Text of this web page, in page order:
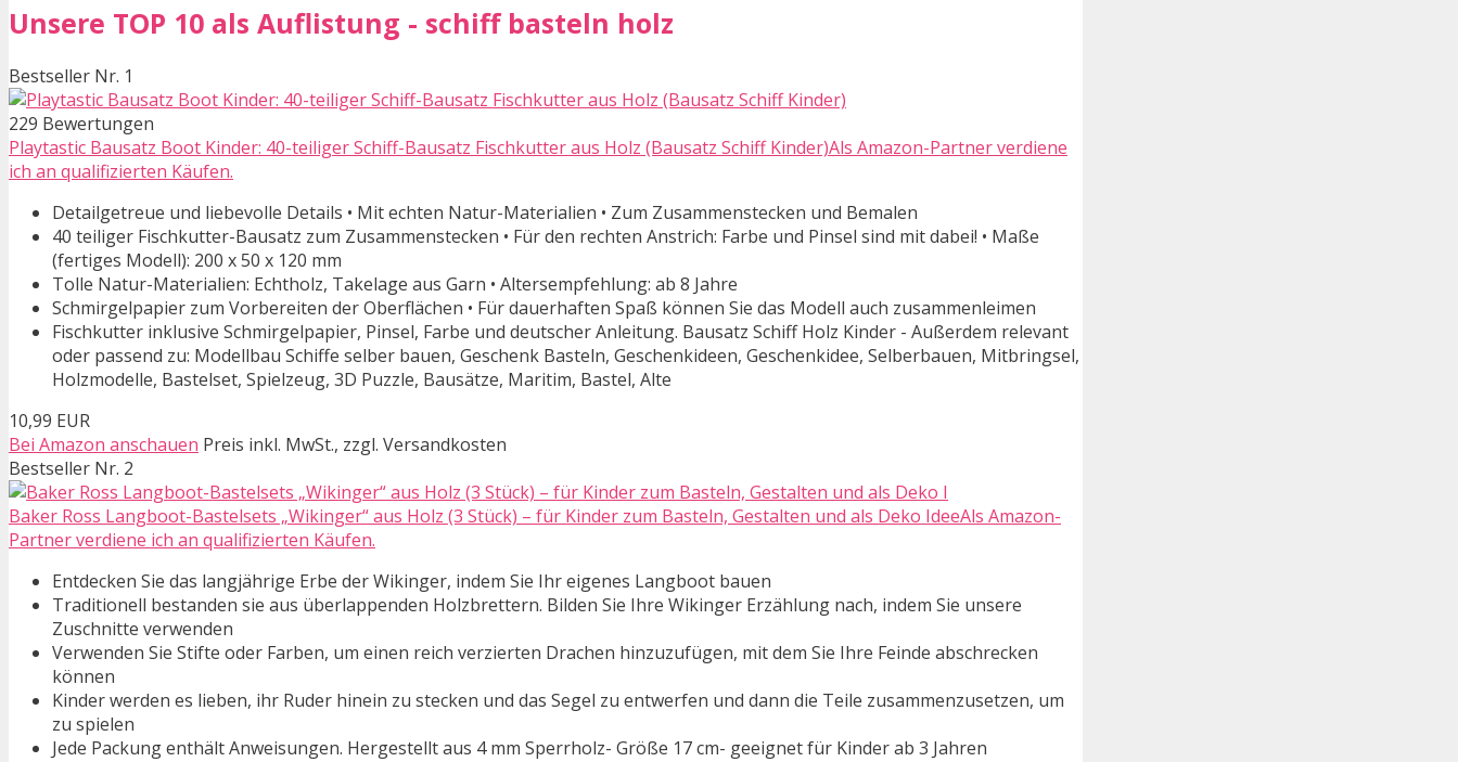
Unsere TOP 10 als Auflistung - schiff basteln holz
Bestseller Nr. 1
229 Bewertungen
Playtastic Bausatz Boot Kinder: 40-teiliger Schiff-Bausatz Fischkutter aus Holz (Bausatz Schiff Kinder)Als Amazon-Partner verdiene
ich an qualifizierten Käufen.
Detailgetreue und liebevolle Details • Mit echten Natur-Materialien • Zum Zusammenstecken und Bemalen
40 teiliger Fischkutter-Bausatz zum Zusammenstecken • Für den rechten Anstrich: Farbe und Pinsel sind mit dabei! • Maße
(fertiges Modell): 200 x 50 x 120 mm
Tolle Natur-Materialien: Echtholz, Takelage aus Garn • Altersempfehlung: ab 8 Jahre
Schmirgelpapier zum Vorbereiten der Oberflächen • Für dauerhaften Spaß können Sie das Modell auch zusammenleimen
Fischkutter inklusive Schmirgelpapier, Pinsel, Farbe und deutscher Anleitung. Bausatz Schiff Holz Kinder - Außerdem relevant
oder passend zu: Modellbau Schiffe selber bauen, Geschenk Basteln, Geschenkideen, Geschenkidee, Selberbauen, Mitbringsel,
Holzmodelle, Bastelset, Spielzeug, 3D Puzzle, Bausätze, Maritim, Bastel, Alte
10,99 EUR
Bei Amazon anschauen Preis inkl. MwSt., zzgl. Versandkosten
Bestseller Nr. 2
Baker Ross Langboot-Bastelsets „Wikinger“ aus Holz (3 Stück) – für Kinder zum Basteln, Gestalten und als Deko IdeeAls Amazon-
Partner verdiene ich an qualifizierten Käufen.
Entdecken Sie das langjährige Erbe der Wikinger, indem Sie Ihr eigenes Langboot bauen
Traditionell bestanden sie aus überlappenden Holzbrettern. Bilden Sie Ihre Wikinger Erzählung nach, indem Sie unsere
Zuschnitte verwenden
Verwenden Sie Stifte oder Farben, um einen reich verzierten Drachen hinzuzufügen, mit dem Sie Ihre Feinde abschrecken
können
Kinder werden es lieben, ihr Ruder hinein zu stecken und das Segel zu entwerfen und dann die Teile zusammenzusetzen, um
zu spielen
Jede Packung enthält Anweisungen. Hergestellt aus 4 mm Sperrholz- Größe 17 cm- geeignet für Kinder ab 3 Jahren